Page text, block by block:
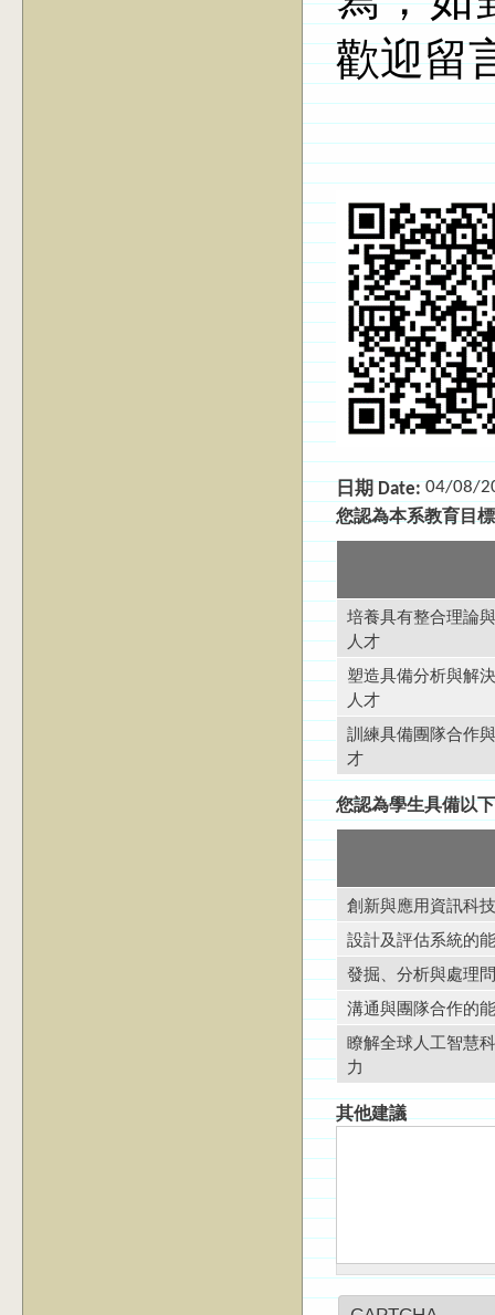
歡迎留
日期 Date: 04/08/
您認為本系教育目
培養具有整合理論
人才
塑造具備分析與解
人才
訓練具備團隊合作
才
您認為學生具備以
創新與應用資訊科
設計及評估系統的
發掘、分析與處理
溝通與團隊合作的
瞭解全球人工智慧
力
其他建議